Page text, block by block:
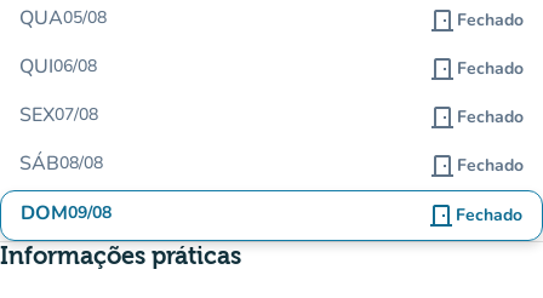
QUA05/08 door_front Fechado
QUI06/08 door_front Fechado
SEX07/08 door_front Fechado
SÁB08/08 door_front Fechado
DOM09/08 door_front Fechado
Informações práticas